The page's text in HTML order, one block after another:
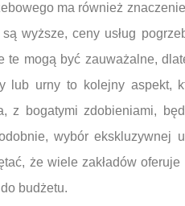
ma również
są wyższe, ceny usług
te mogą być zauważalne,
lub urny to kolejny aspekt,
z bogatymi zdobieniami,
wybór
że wiele zakładów
budżetu.